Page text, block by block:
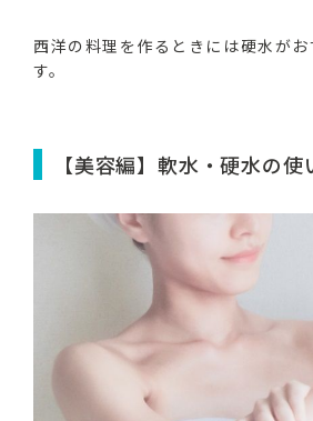
西洋の料理を作るときには硬水が
す。
【美容編】軟水・硬水の使